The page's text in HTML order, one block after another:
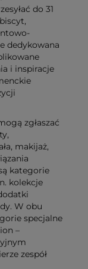
do 31
dedykowana
i inspiracje
zgłaszać
makijaż,
kategorie
kolekcje
W obu
specjalne
–
zespół